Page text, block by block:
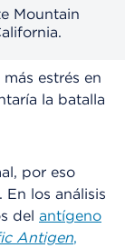
Mountain
estrés en
la batalla
por eso
los análisis
del antígeno
Antigen,